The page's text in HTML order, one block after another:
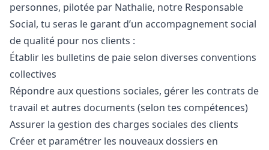
personnes, pilotée par Nathalie, notre Responsable
Social, tu seras le garant d’un accompagnement social
de qualité pour nos clients :
Établir les bulletins de paie selon diverses conventions
collectives
Répondre aux questions sociales, gérer les contrats de
travail et autres documents (selon tes compétences)
Assurer la gestion des charges sociales des clients
Créer et paramétrer les nouveaux dossiers en